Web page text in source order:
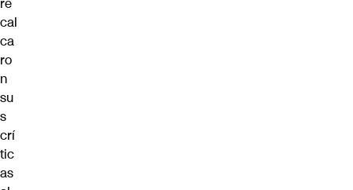
re
cal
ca
ro
n
su
s
crí
tic
as